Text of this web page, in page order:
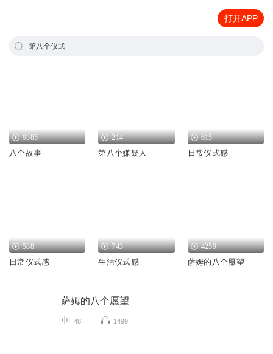
打开APP
第八个仪式
9385
八个故事
214
第八个嫌疑人
615
日常仪式感
588
日常仪式感
743
生活仪式感
4259
萨姆的八个愿望
萨姆的八个愿望
48 1499